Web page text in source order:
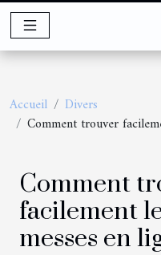
Accueil
Divers
Comment trouver
Comment
facilement
messes en